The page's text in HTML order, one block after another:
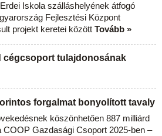
Iskola szálláshelyének átfogó
Fejlesztési Központ
projekt keretei között Tovább »
cégcsoport tulajdonosának
forgalmat bonyolított tavaly
köszönhetően 887 milliárd
COOP Gazdasági Csoport 2025-ben –